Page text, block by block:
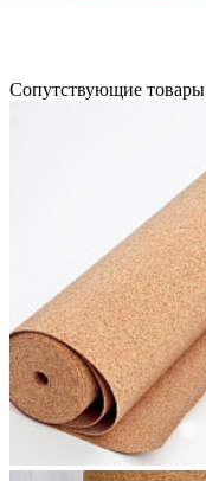
Cопутствующие товары